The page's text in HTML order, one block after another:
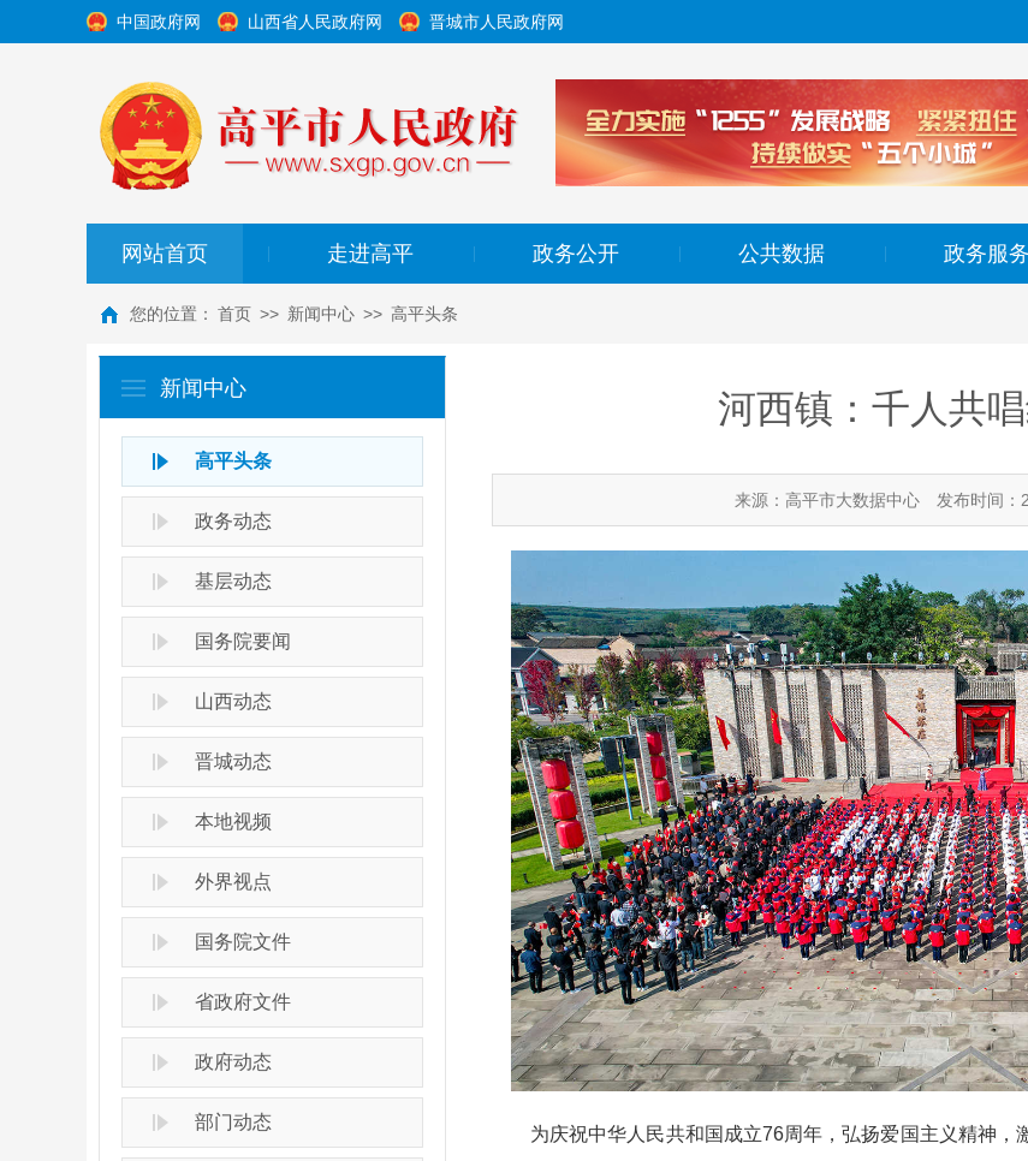
中国政府网 山西省人民政府网 晋城市人民政府网
网站首页 走进高平 政务公开 公共数据 政务服务
您的位置： 首页 >> 新闻中心 >> 高平头条
新闻中心
高平头条
政务动态
基层动态
国务院要闻
山西动态
晋城动态
本地视频
外界视点
国务院文件
省政府文件
政府动态
部门动态
河西镇：千人共
来源：高平市大数据中心 发布时间：
为庆祝中华人民共和国成立76周年，弘扬爱国主义精神，